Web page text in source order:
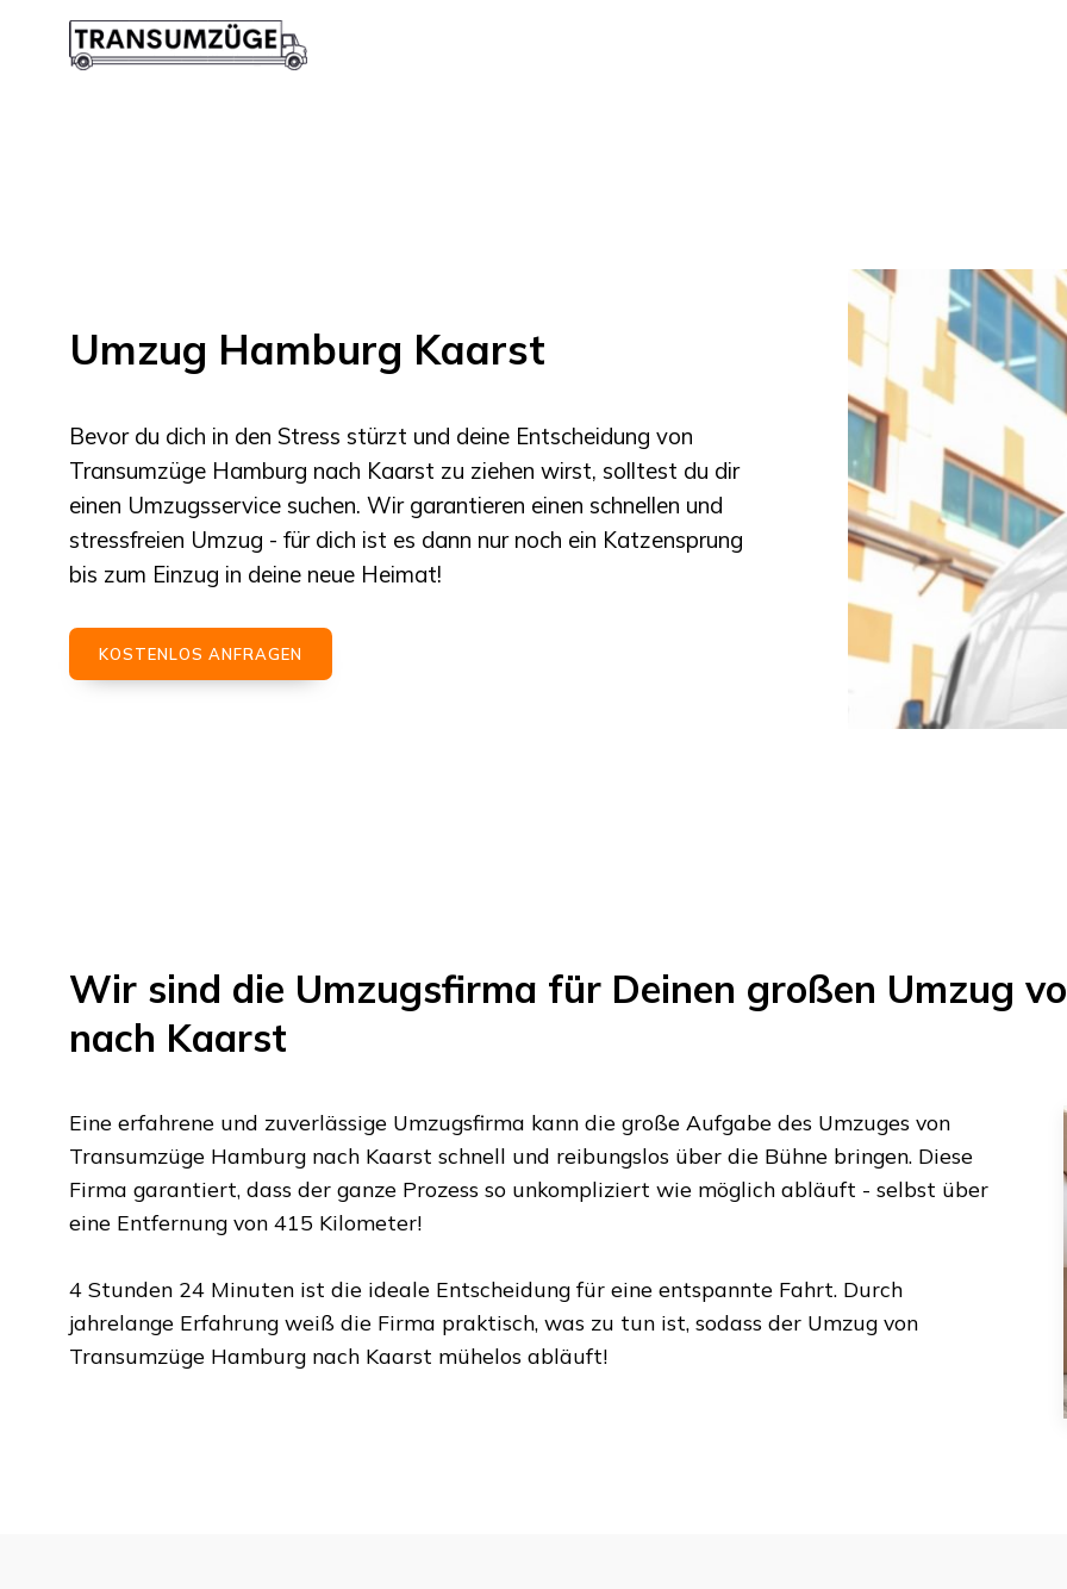
Umzug Hamburg Kaarst
Bevor du dich in den Stress stürzt und deine Entscheidung von
Transumzüge Hamburg nach Kaarst zu ziehen wirst, solltest du dir
einen Umzugsservice suchen. Wir garantieren einen schnellen und
stressfreien Umzug - für dich ist es dann nur noch ein Katzensprung
bis zum Einzug in deine neue Heimat!
KOSTENLOS ANFRAGEN
Wir sind die Umzugsfirma für Deinen großen Umzug
nach Kaarst
Eine erfahrene und zuverlässige Umzugsfirma kann die große Aufgabe des Umzuges von
Transumzüge Hamburgnach Kaarst schnell und reibungslos über die Bühne bringen. Diese
Firma garantiert, dass der ganze Prozess so unkompliziert wie möglich abläuft - selbst über
eine Entfernung von 415 Kilometer!
4 Stunden 24 Minutenist die ideale Entscheidung für eine entspannte Fahrt. Durch
jahrelange Erfahrung weiß die Firma praktisch, was zu tun ist, sodass der Umzug von
Transumzüge Hamburgnach Kaarst mühelos abläuft!